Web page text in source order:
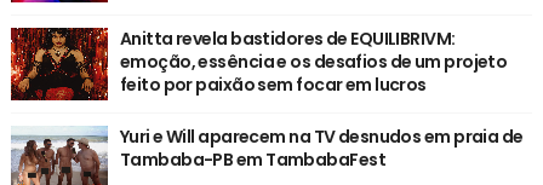
Anitta revela bastidores de EQUILIBRIVM:
emoção, essência e os desafios de um projeto
feito por paixão sem focar em lucros
Yuri e Will aparecem na TV desnudos em praia de
Tambaba-PB em TambabaFest